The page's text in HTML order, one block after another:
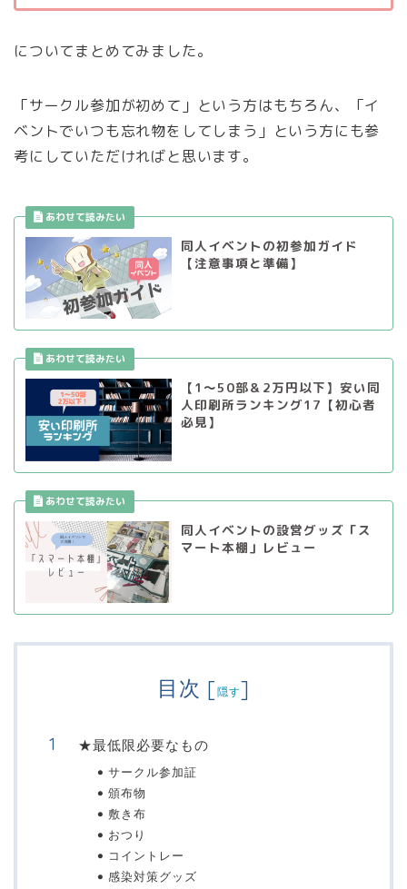
についてまとめてみました。
「サークル参加が初めて」という方はもちろん、「イ
ベントでいつも忘れ物をしてしまう」という方にも参
考にしていただければと思います。
同人イベントの初参加ガイド
【注意事項と準備】
【1〜50部＆2万円以下】安い同
人印刷所ランキング17【初心者
必見】
同人イベントの設営グッズ「ス
マート本棚」レビュー
目次 [隠す]
★最低限必要なもの
サークル参加証
頒布物
敷き布
おつり
コイントレー
感染対策グッズ